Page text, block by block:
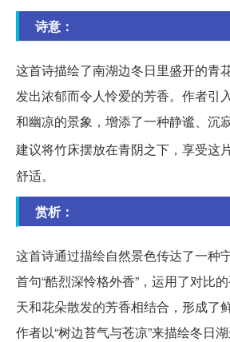
诗意：
这首诗描绘了南湖边冬日里盛开的青
发出浓郁而令人怜爱的芳香。作者引
和幽凉的景象，增添了一种静谧、沉
建议将竹床摆放在青阴之下，享受这
舒适。
赏析：
这首诗通过描绘自然景色传达了一种
首句“酷烈深怜格外香”，运用了对比
天和花朵散发的芳香相结合，形成了
作者以“树边苔气与苍凉”来描绘冬日